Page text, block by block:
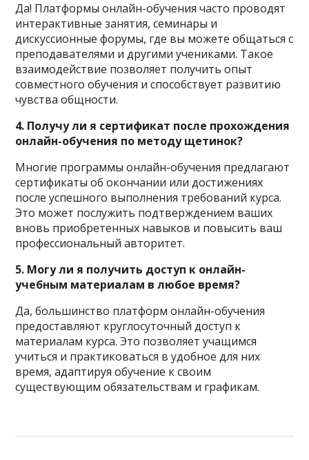
Да! Платформы онлайн-обучения часто проводят
интерактивные занятия, семинары и
дискуссионные форумы, где вы можете общаться с
преподавателями и другими учениками. Такое
взаимодействие позволяет получить опыт
совместного обучения и способствует развитию
чувства общности.
4. Получу ли я сертификат после прохождения
онлайн-обучения по методу щетинок?
Многие программы онлайн-обучения предлагают
сертификаты об окончании или достижениях
после успешного выполнения требований курса.
Это может послужить подтверждением ваших
вновь приобретенных навыков и повысить ваш
профессиональный авторитет.
5. Могу ли я получить доступ к онлайн-
учебным материалам в любое время?
Да, большинство платформ онлайн-обучения
предоставляют круглосуточный доступ к
материалам курса. Это позволяет учащимся
учиться и практиковаться в удобное для них
время, адаптируя обучение к своим
существующим обязательствам и графикам.